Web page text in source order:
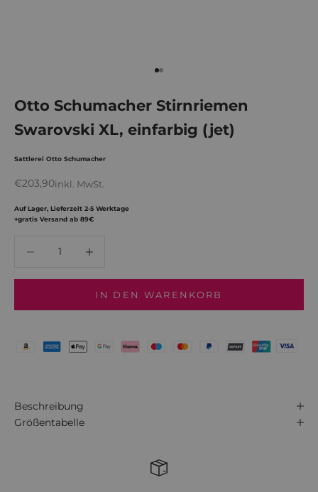
Gehe zu Element 1
Gehe zu Element 2
Otto Schumacher Stirnriemen
Swarovski XL, einfarbig (jet)
Sattlerei Otto Schumacher
Angebot
€203,90inkl. MwSt.
Auf Lager, Lieferzeit 2-5 Werktage
+gratis Versand ab 89€
IN DEN WARENKORB
Beschreibung
Größentabelle